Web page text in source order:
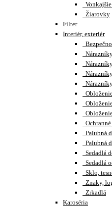
Žiarovky
Filter
Interiér, exteriér
Palubná
Palubná
Sedadlá
Sedadlá
Sklo,
Znaky,
Zrkadlá
Karoséria